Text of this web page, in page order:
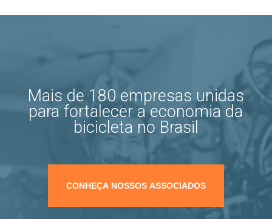
Mais de 180 empresas unidas
para fortalecer a economia da
bicicleta no Brasil
CONHEÇA NOSSOS ASSOCIADOS